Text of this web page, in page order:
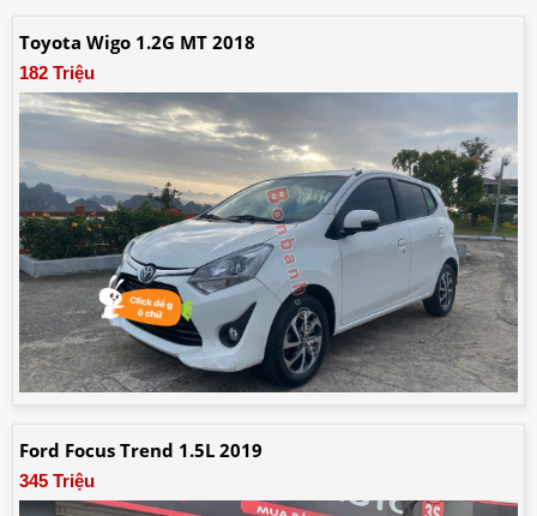
Toyota Wigo 1.2G MT 2018
182 Triệu
Ford Focus Trend 1.5L 2019
345 Triệu